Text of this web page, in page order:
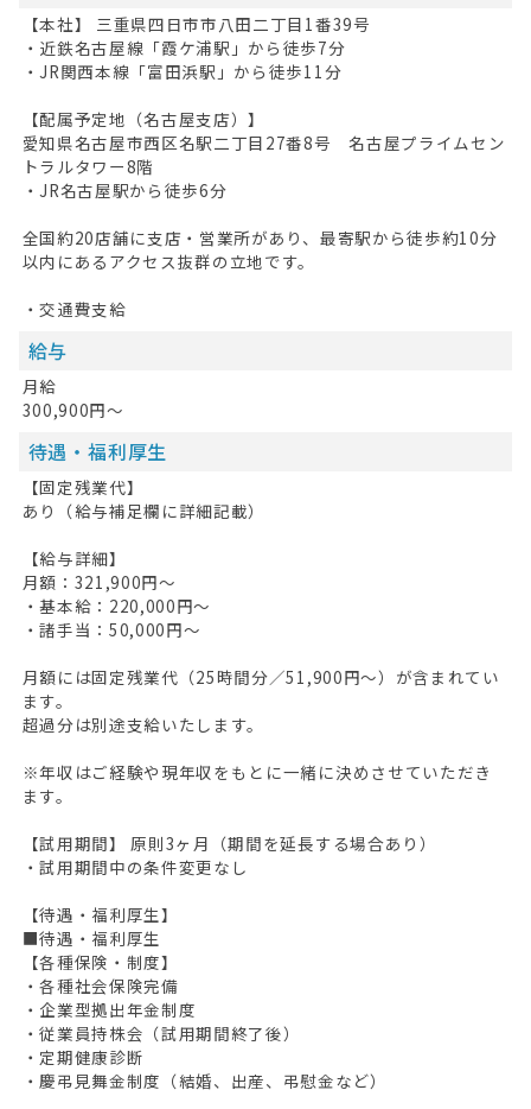
HOME
無料会員登録
ログイン
キープした求人
お問い合わせ
掲載希望の方へ
【本社】 三重県四日市市八田二丁目1番39号
・近鉄名古屋線「霞ケ浦駅」から徒歩7分
・JR関西本線「富田浜駅」から徒歩11分
【配属予定地（名古屋支店）】
愛知県名古屋市西区名駅二丁目27番8号 名古屋プライムセン
トラルタワー8階
・JR名古屋駅から徒歩6分
全国約20店舗に支店・営業所があり、最寄駅から徒歩約10分
以内にあるアクセス抜群の立地です。
・交通費支給
給与
月給
300,900円～
待遇・福利厚生
【固定残業代】
あり（給与補足欄に詳細記載）
【給与詳細】
月額：321,900円～
・基本給：220,000円～
・諸手当：50,000円～
月額には固定残業代（25時間分／51,900円～）が含まれてい
ます。
超過分は別途支給いたします。
※年収はご経験や現年収をもとに一緒に決めさせていただき
ます。
【試用期間】 原則3ヶ月（期間を延長する場合あり）
・試用期間中の条件変更なし
【待遇・福利厚生】
■待遇・福利厚生
【各種保険・制度】
・各種社会保険完備
・企業型拠出年金制度
・従業員持株会（試用期間終了後）
・定期健康診断
・慶弔見舞金制度（結婚、出産、弔慰金など）